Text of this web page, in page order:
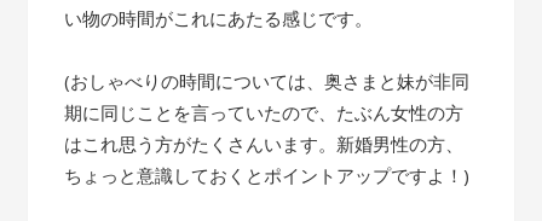
い物の時間がこれにあたる感じです。
(おしゃべりの時間については、奥さまと妹が非同
期に同じことを言っていたので、たぶん女性の方
はこれ思う方がたくさんいます。新婚男性の方、
ちょっと意識しておくとポイントアップですよ！)